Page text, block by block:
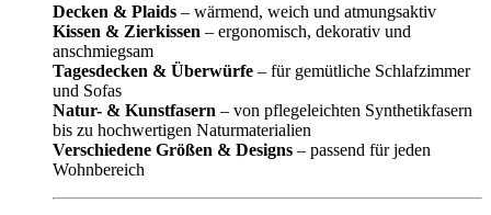
Decken & Plaids – wärmend, weich und atmungsaktiv
Kissen & Zierkissen – ergonomisch, dekorativ und
anschmiegsam
Tagesdecken & Überwürfe – für gemütliche Schlafzimmer
und Sofas
Natur- & Kunstfasern – von pflegeleichten Synthetikfasern
bis zu hochwertigen Naturmaterialien
Verschiedene Größen & Designs – passend für jeden
Wohnbereich